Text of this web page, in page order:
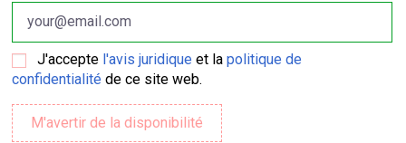
J'accepte l'avis juridique et lapolitique de
confidentialité de ce site web.